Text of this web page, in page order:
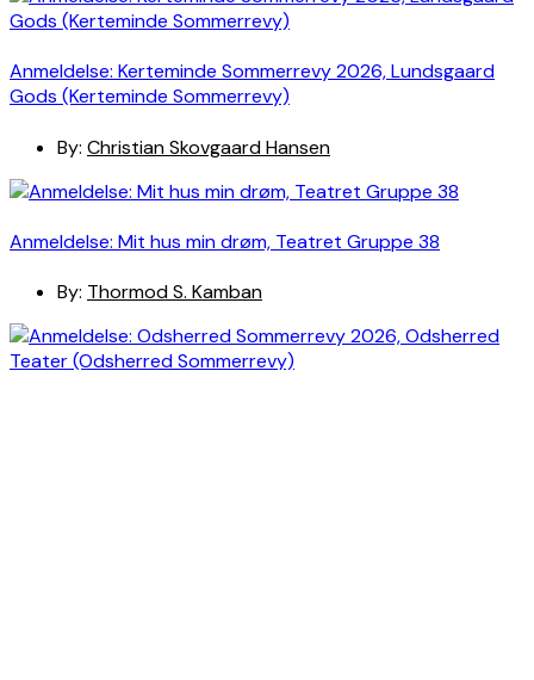
Anmeldelse: Kerteminde Sommerrevy 2026, Lundsgaard
Gods (Kerteminde Sommerrevy)
By: Christian Skovgaard Hansen
Anmeldelse: Mit hus min drøm, Teatret Gruppe 38
By: Thormod S. Kamban